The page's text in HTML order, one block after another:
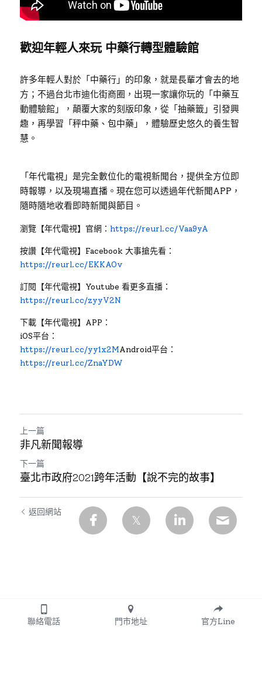
歡迎年輕人來玩 中藥行轉型體驗館
許多年輕人對於「中藥行」的印象，就是長輩才會去的地
方；不過台北市迪化街商圈，出現一家讓你玩的「中藥互
動體驗館」，顛覆大家的刻版印象，從「抽藥籤」引發興
趣，再學習「秤中藥、包中藥」，體驗歷史悠久的養生智
慧。
「年代電視」是完全數位化的電視新聞台，提供全方位即
時報導，以及現場直播。現在您可以透過年代新聞APP，
隨時隨地收看即時新聞與節目。
瀏覽【年代電視】官網： https://reurl.cc/Vaa9yA
按讚【年代電視】Facebook 大事搶先看：
https://reurl.cc/EKKAOv
訂閱【年代電視】Youtube 看更多直播：
https://reurl.cc/zyyV2N
下載【年代電視】APP：
iOS平台：
https://reurl.cc/yy1x2MAndroid平台：
https://reurl.cc/ZnaYDW
上一篇
非凡新聞報導
下一篇
臺北市政府2021跨年活動【說不完的故事】
返回網站
聯絡電話 門市地址 官方Line